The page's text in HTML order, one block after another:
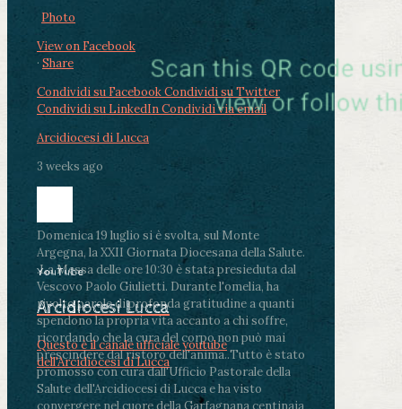
Photo
View on Facebook
· Share
Condividi su FacebookCondividi su Twitter
Condividi su LinkedInCondividi via email
Arcidiocesi di Lucca
3 weeks ago
Domenica 19 luglio si è svolta, sul Monte
Argegna, la XXII Giornata Diocesana della Salute.
.La Messa delle ore 10:30 è stata presieduta dal
Vescovo Paolo Giulietti. Durante l'omelia, ha
rivolto parole di profonda gratitudine a quanti
spendono la propria vita accanto a chi soffre,
ricordando che la cura del corpo non può mai
prescindere dal ristoro dell'anima..Tutto è stato
promosso con cura dall'Ufficio Pastorale della
Salute dell'Arcidiocesi di Lucca e ha visto
convergere nel cuore della Garfagnana centinaia
YouTube
Arcidiocesi Lucca
Questo è il canale ufficiale youtube
dell'Arcidiocesi di Lucca